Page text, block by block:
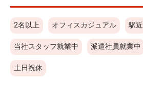
2名以上 オフィスカジュアル 駅近
当社スタッフ就業中 派遣社員就業中
土日祝休